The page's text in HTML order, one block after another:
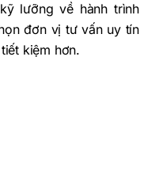
lưỡng về hành trình
đơn vị tư vấn uy tín
kiệm hơn.